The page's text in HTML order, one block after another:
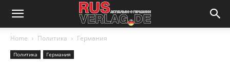
Home Политика Германия
Политика Германия